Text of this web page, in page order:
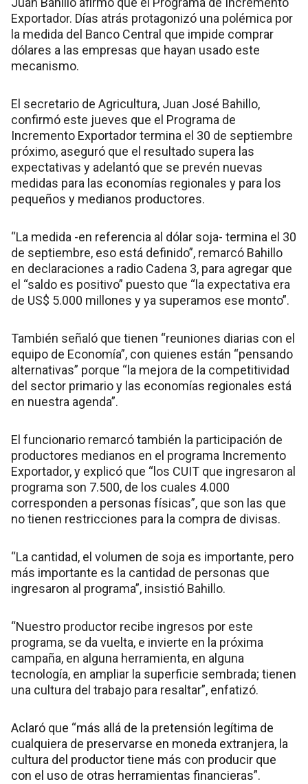
Exportador. Días atrás protagonizó una polémica por
la medida del Banco Central que impide comprar
dólares a las empresas que hayan usado este
mecanismo.
El secretario de Agricultura, Juan José Bahillo,
confirmó este jueves que el Programa de
Incremento Exportador termina el 30 de septiembre
próximo, aseguró que el resultado supera las
expectativas y adelantó que se prevén nuevas
medidas para las economías regionales y para los
pequeños y medianos productores.
“La medida -en referencia al dólar soja- termina el 30
de septiembre, eso está definido”, remarcó Bahillo
en declaraciones a radio Cadena 3, para agregar que
el “saldo es positivo” puesto que “la expectativa era
de US$ 5.000 millones y ya superamos ese monto”.
También señaló que tienen “reuniones diarias con el
equipo de Economía”, con quienes están “pensando
alternativas” porque “la mejora de la competitividad
del sector primario y las economías regionales está
en nuestra agenda”.
El funcionario remarcó también la participación de
productores medianos en el programa Incremento
Exportador, y explicó que “los CUIT que ingresaron al
programa son 7.500, de los cuales 4.000
corresponden a personas físicas”, que son las que
no tienen restricciones para la compra de divisas.
“La cantidad, el volumen de soja es importante, pero
más importante es la cantidad de personas que
ingresaron al programa”, insistió Bahillo.
“Nuestro productor recibe ingresos por este
programa, se da vuelta, e invierte en la próxima
campaña, en alguna herramienta, en alguna
tecnología, en ampliar la superficie sembrada; tienen
una cultura del trabajo para resaltar”, enfatizó.
Aclaró que “más allá de la pretensión legítima de
cualquiera de preservarse en moneda extranjera, la
cultura del productor tiene más con producir que
con el uso de otras herramientas financieras”.